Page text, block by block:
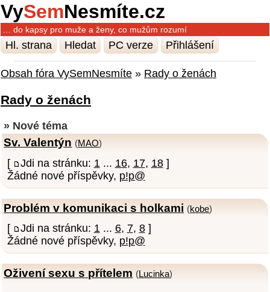
VySemNesmíte.cz
… do kapsy pro muže a ženy, co mužům rozumí
Hl. strana Hledat PC verze Přihlášení
Obsah fóra VySemNesmíte » Rady o ženách
Rady o ženách
» Nové téma
Sv. Valentýn (MAO)
[ Jdi na stránku: 1 ... 16, 17, 18]
Žádné nové příspěvky, p!p@
Problém v komunikaci s holkami (kobe)
[ Jdi na stránku: 1... 6, 7, 8]
Žádné nové příspěvky, p!p@
Oživení sexu s přítelem (Lucinka)